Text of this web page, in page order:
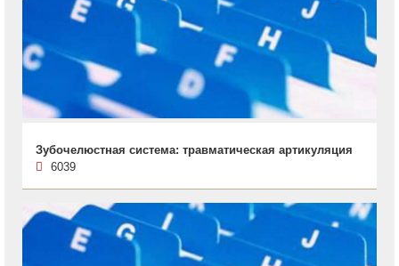
Зубочелюстная система: травматическая артикуляция
6039